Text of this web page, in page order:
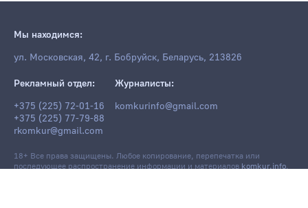
Мы находимся:
ул. Московская, 42, г. Бобруйск, Беларусь, 213826
Рекламный отдел:
+375 (225) 72-01-16
+375 (225) 77-79-88
rkomkur@gmail.com
Журналисты:
komkurinfo@gmail.com
18+ Все права защищены. Любое копирование, перепечатка или
последующее распространение информации и материаловkomkur.info,